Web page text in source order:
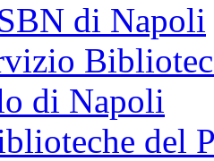
di Napoli
di Napoli
del